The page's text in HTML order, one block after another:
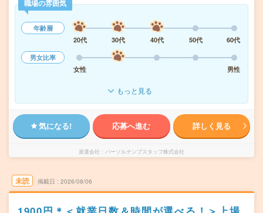
職場の雰囲気
年齢層
20代
30代 40代 50代
60代
男女比率
女性
男性
もっと見る
気になる! 応募へ進む 詳しく見る
派遣会社 パーソルテンプスタッフ株式会社
未読 掲載日 2026/08/06